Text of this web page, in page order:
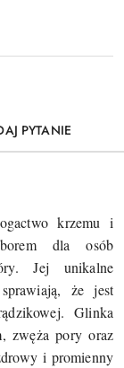
PYTANIE
krzemu i
dla osób
Jej unikalne
że jest
Glinka
zwęża pory oraz
i promienny